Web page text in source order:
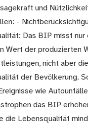
und
-
Das BIP misst nur
Wert der produzierten
nicht aber die
der Bevölkerung.
wie
das BIP
die Lebensqualität